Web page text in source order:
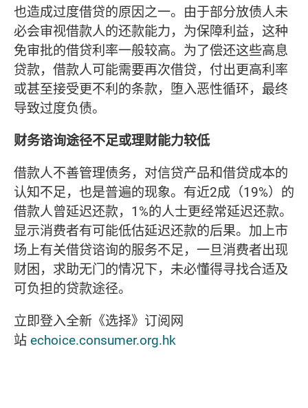
也造成过度借贷的原因之一。由于部分放债人未
必会审视借款人的还款能力，为保障利益，这种
免审批的借贷利率一般较高。为了偿还这些高息
贷款，借款人可能需要再次借贷，付出更高利率
或甚至接受更不利的条款，堕入恶性循环，最终
导致过度负债。
财务谘询途径不足或理财能力较低
借款人不善管理债务，对信贷产品和借贷成本的
认知不足，也是普遍的现象。有近2成（19%）的
借款人曾延迟还款，1%的人士更经常延迟还款。
显示消费者有可能低估延迟还款的后果。加上市
场上有关借贷谘询的服务不足，一旦消费者出现
财困，求助无门的情况下，未必懂得寻找合适及
可负担的贷款途径。
立即登入全新《选择》订阅网
站echoice.consumer.org.hk